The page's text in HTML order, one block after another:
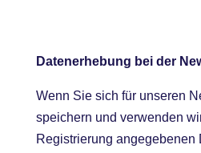
Datenerhebung bei der
Wenn Sie sich für unseren
speichern und verwenden
Registrierung angegebenen